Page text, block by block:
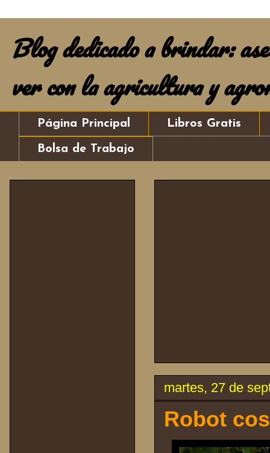
Blog dedicado a brindar:
ver con la agricultura y
Página Principal Libros Gratis
Bolsa de Trabajo
martes, 27 de
Robot